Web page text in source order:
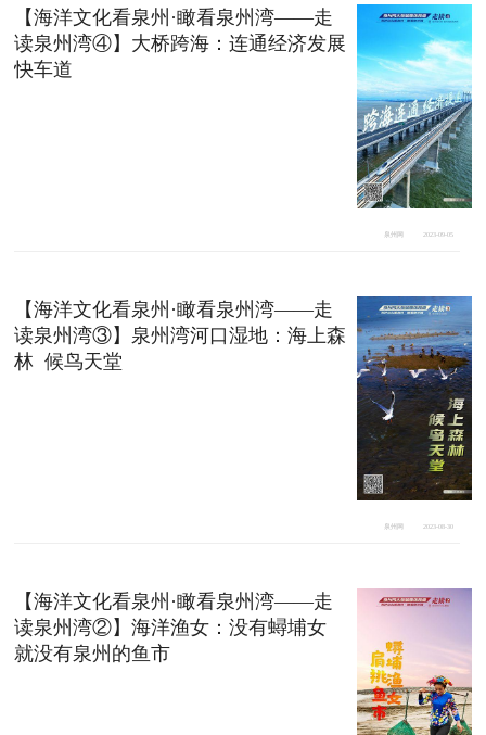
【海洋文化看泉州·瞰看泉州湾——走
读泉州湾④】大桥跨海：连通经济发展
快车道
泉州网 2023-09-05
【海洋文化看泉州·瞰看泉州湾——走
读泉州湾③】泉州湾河口湿地：海上森
林 候鸟天堂
泉州网 2023-08-30
【海洋文化看泉州·瞰看泉州湾——走
读泉州湾②】海洋渔女：没有蟳埔女
就没有泉州的鱼市